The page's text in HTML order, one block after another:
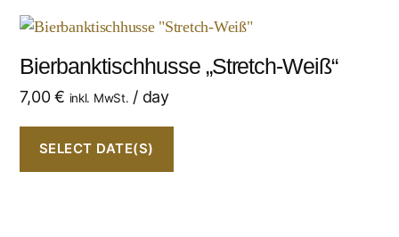
Bierbanktischhusse „Stretch-Weiß“
7,00€ inkl. MwSt. / day
SELECT DATE(S)